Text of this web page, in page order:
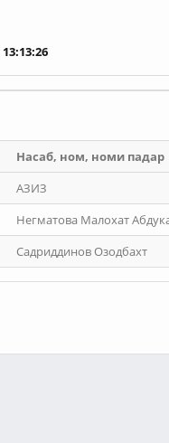
Насаб, ном, номи падар
АЗИЗ
Негматова Малохат
Садриддинов Озодбахт